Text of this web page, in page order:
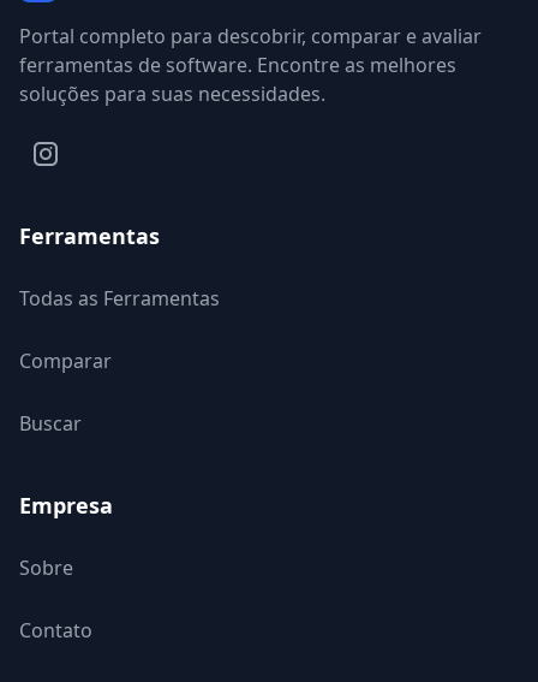
Portal completo para descobrir, comparar e avaliar
ferramentas de software. Encontre as melhores
soluções para suas necessidades.
Ferramentas
Todas as Ferramentas
Comparar
Buscar
Empresa
Sobre
Contato